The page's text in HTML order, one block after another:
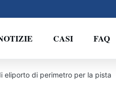
CASI FAQ
eliporto di perimetro per la pista